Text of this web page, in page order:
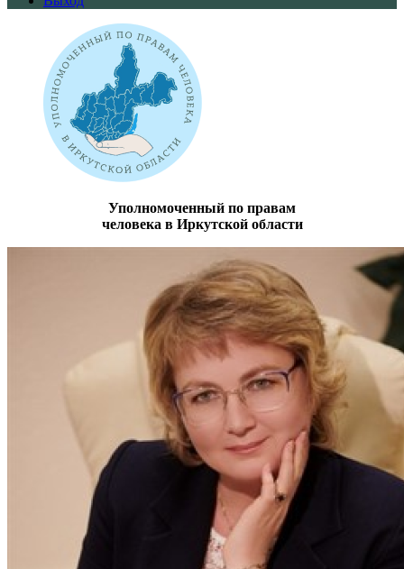
Уполномоченный по правам
человека в Иркутской области